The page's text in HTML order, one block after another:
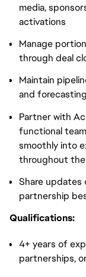
media,
activations
Manage
through deal
Maintain
and
Partner with
functional
smoothly into
throughout
Share updates
partnership
Qualifications:
4+ years of
partnerships,